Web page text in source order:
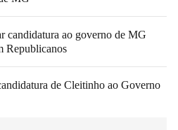
candidatura ao governo de MG
Republicanos
de Cleitinho ao Governo